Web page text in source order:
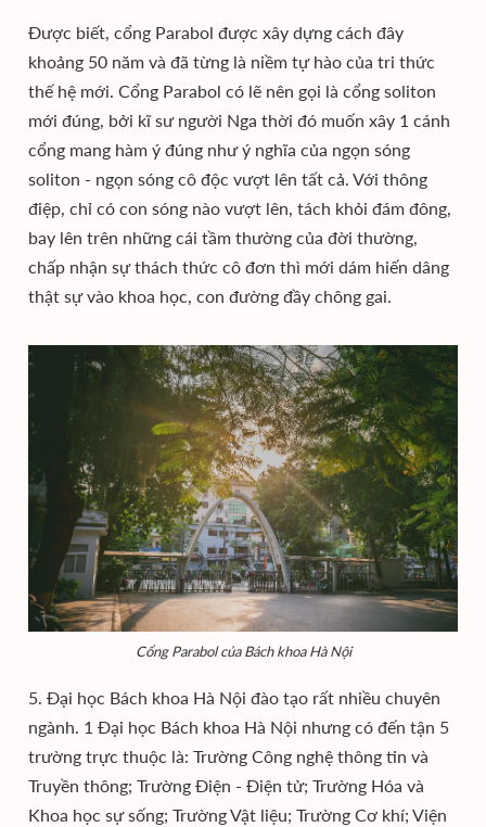
Được biết, cổng Parabol được xây dựng cách đây
khoảng 50 năm và đã từng là niềm tự hào của tri thức
thế hệ mới. Cổng Parabol có lẽ nên gọi là cổng soliton
mới đúng, bởi kĩ sư người Nga thời đó muốn xây 1 cánh
cổng mang hàm ý đúng như ý nghĩa của ngọn sóng
soliton - ngọn sóng cô độc vượt lên tất cả. Với thông
điệp, chỉ có con sóng nào vượt lên, tách khỏi đám đông,
bay lên trên những cái tầm thường của đời thường,
chấp nhận sự thách thức cô đơn thì mới dám hiến dâng
thật sự vào khoa học, con đường đầy chông gai.
Cổng Parabol của Bách khoa Hà Nội
5. Đại học Bách khoa Hà Nội đào tạo rất nhiều chuyên
ngành. 1 Đại học Bách khoa Hà Nội nhưng có đến tận 5
trường trực thuộc là: Trường Công nghệ thông tin và
Truyền thông; Trường Điện - Điện tử; Trường Hóa và
Khoa học sự sống; Trường Vật liệu; Trường Cơ khí; Viện